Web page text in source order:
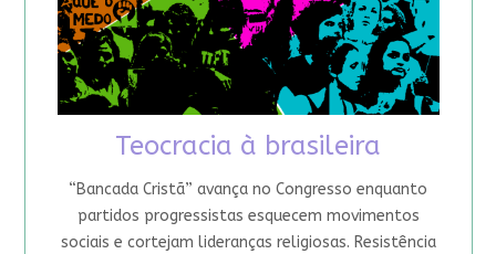
Teocracia à brasileira
“Bancada Cristã” avança no Congresso enquanto
partidos progressistas esquecem movimentos
sociais e cortejam lideranças religiosas. Resistência